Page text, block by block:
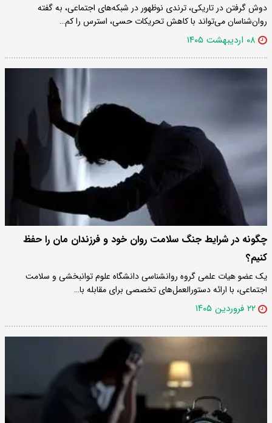
دوش گرفتن در تاریکی، ترندی نوظهور در شبکه‌های اجتماعی، به گفته
روان‌شناسان می‌تواند با کاهش تحریکات حسی، استرس را کم…
۰۸ اردیبهشت ۱۴۰۵
چگونه در شرایط جنگ سلامت روان خود و فرزندان مان را حفظ
کنیم؟
یک عضو هیات علمی گروه روانشناسی دانشگاه علوم توانبخشی و سلامت
اجتماعی، با ارائه دستورالعمل‌های تخصصی برای مقابله با…
۲۲ فروردین ۱۴۰۵